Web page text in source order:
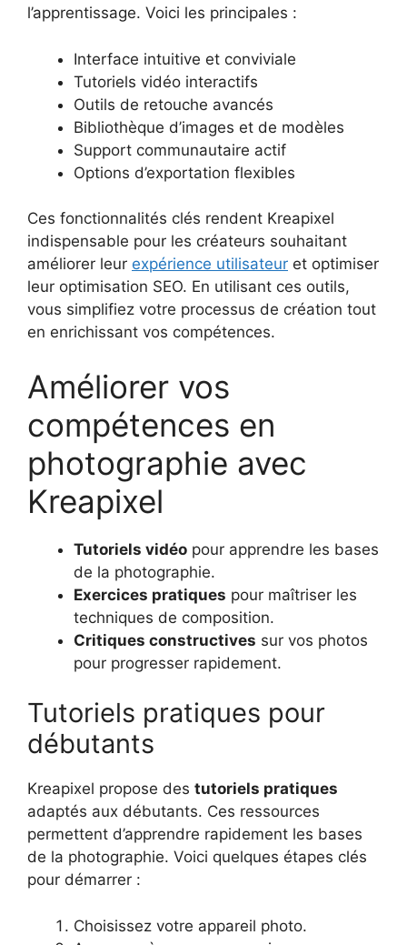
l’apprentissage. Voici les principales :
Interface intuitive et conviviale
Tutoriels vidéo interactifs
Outils de retouche avancés
Bibliothèque d’images et de modèles
Support communautaire actif
Options d’exportation flexibles
Ces fonctionnalités clés rendent Kreapixel
indispensable pour les créateurs souhaitant
améliorer leur expérience utilisateur et optimiser
leur optimisation SEO. En utilisant ces outils,
vous simplifiez votre processus de création tout
en enrichissant vos compétences.
Améliorer vos
compétences en
photographie avec
Kreapixel
Tutoriels vidéo pour apprendre les bases
de la photographie.
Exercices pratiques pour maîtriser les
techniques de composition.
Critiques constructives sur vos photos
pour progresser rapidement.
Tutoriels pratiques pour
débutants
Kreapixel propose des tutoriels pratiques
adaptés aux débutants. Ces ressources
permettent d’apprendre rapidement les bases
de la photographie. Voici quelques étapes clés
pour démarrer :
Choisissez votre appareil photo.